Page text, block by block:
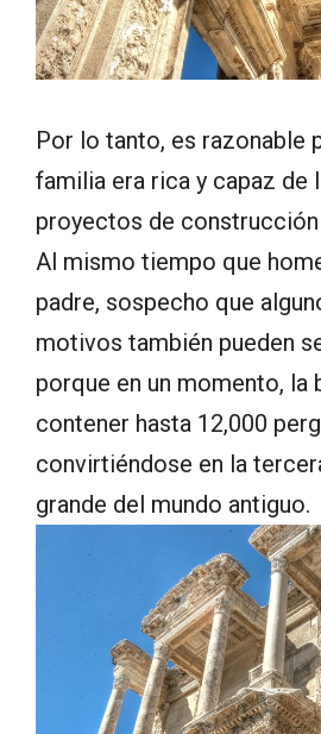
Por lo tanto, es razonable
familia era rica y capaz de
proyectos de
Al mismo tiempo que
padre, sospecho que
motivos también pueden
porque en un momento, la
contener hasta 12,000
convirtiéndose en la
grande del mundo antiguo.